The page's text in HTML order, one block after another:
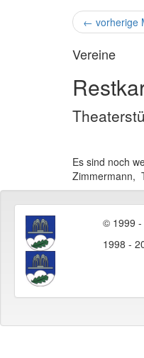
← vorherige
Vereine
Es sind noch
Zimmermann,
© 1999 -
1998 -